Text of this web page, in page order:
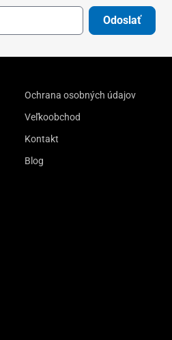
Odoslať
Ochrana osobných údajov
Veľkoobchod
Kontakt
Blog